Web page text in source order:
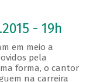
- 19h
em meio a
pela
forma, o cantor
na carreira